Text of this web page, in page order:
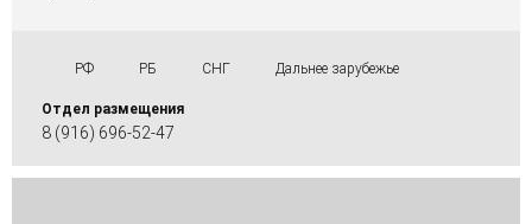
РФ РБ СНГ Дальнее зарубежье
Отдел размещения
8 (916) 696-52-47